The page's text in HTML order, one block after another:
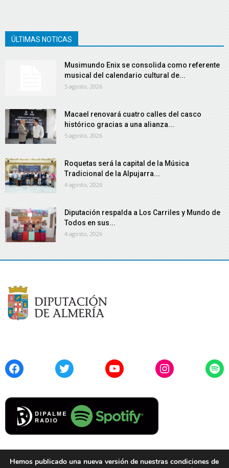
ÚLTIMAS NOTICAS
Musimundo Enix se consolida como referente
musical del calendario cultural de...
5 agosto, 2026
Macael renovará cuatro calles del casco
histórico gracias a una alianza...
5 agosto, 2026
Roquetas será la capital de la Música
Tradicional de la Alpujarra...
4 agosto, 2026
Diputación respalda a Los Carriles y Mundo de
Todos en sus...
4 agosto, 2026
FacebookTwitter YouTubeInstagram
Hemos publicado una nueva versión de nuestras condiciones de